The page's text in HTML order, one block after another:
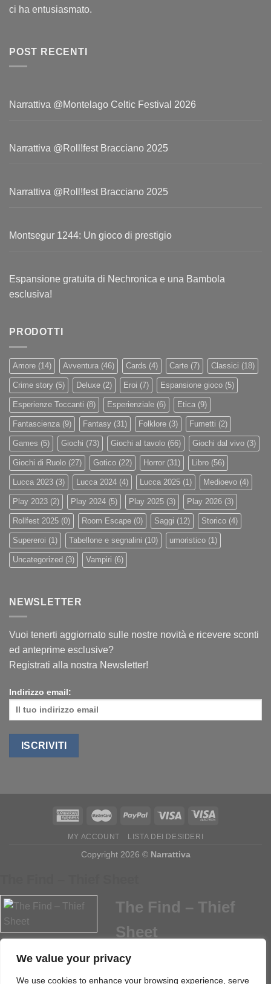
We value your privacy
We use cookies to enhance your browsing experience, serve
ci ha entusiasmato.
POST RECENTI
Narrattiva @Montelago Celtic Festival 2026
Narrattiva @Roll!fest Bracciano 2025
Narrattiva @Roll!fest Bracciano 2025
Montsegur 1244: Un gioco di prestigio
Espansione gratuita di Nechronica e una Bambola
esclusiva!
PRODOTTI
Amore (14) Avventura (46) Cards (4) Carte (7) Classici (18)
Crime story (5) Deluxe (2) Eroi (7) Espansione gioco (5)
Esperienze Toccanti (8) Esperienziale (6) Etica (9)
Fantascienza (9) Fantasy (31) Folklore (3) Fumetti (2)
Games (5) Giochi (73) Giochi al tavolo (66) Giochi dal vivo (3)
Giochi di Ruolo (27) Gotico (22) Horror (31) Libro (56)
Lucca 2023 (3) Lucca 2024 (4) Lucca 2025 (1) Medioevo (4)
Play 2023 (2) Play 2024 (5) Play 2025 (3) Play 2026 (3)
Rollfest 2025 (0) Room Escape (0) Saggi (12) Storico (4)
Supereroi (1) Tabellone e segnalini (10) umoristico (1)
Uncategorized (3) Vampiri (6)
NEWSLETTER
Vuoi tenerti aggiornato sulle nostre novità e ricevere sconti
ed anteprime esclusive?
Registrati alla nostra Newsletter!
Indirizzo email:
MY ACCOUNT LISTA DEI DESIDERI
Copyright 2026 © Narrattiva
The Find – Thief
Sheet